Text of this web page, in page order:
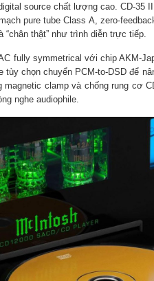
source chất lượng cao. CD-35
pure tube Class A, zero-
thật” như trình diễn trực tiếp.
fully symmetrical với chip AKM-
tùy chọn chuyển PCM-to-DSD để
clamp và chống rung cơ
nghe audiophile.